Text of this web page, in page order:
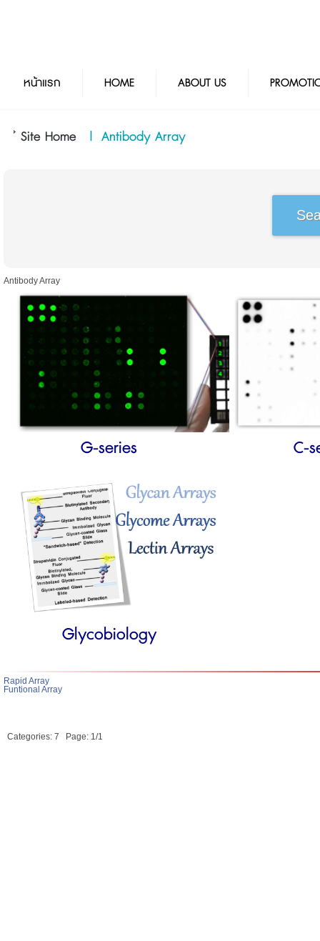
หน้าแรก HOME ABOUT US
Site Home | Antibody Array
Antibody Array
G-series C-
Glycobiology
Rapid Array
Funtional Array
Categories: 7 Page: 1/1